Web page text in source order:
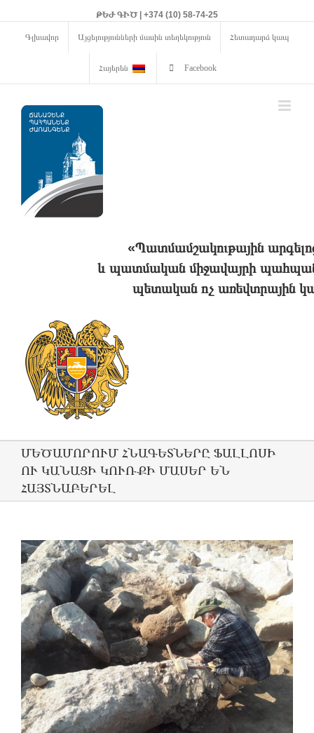
ԹԵԺ ԳԻԾ | +374 (10) 58-74-25
Գլխավոր Այցելությունների մասին տեղեկություն Հետադարձ կապ
Հայերեն Facebook
«Պատմամշակութային
և պատմական միջավայրի
պետական ոչ առեվտրային
ՄԵԾԱՄՈՐՈՒՄ ՀՆԱԳԵՏՆԵՐԸ ՖԱԼԼՈՍԻ
ՈՒ ԿԱՆԱՑԻ ԿՈՒՌՔԻ ՄԱՍԵՐ ԵՆ
ՀԱՅՏՆԱԲԵՐԵԼ
View
Larger
Image